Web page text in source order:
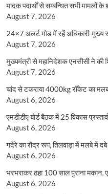
मादक पदार्थों से सम्बन्धित सभी मामलों के
August 7, 2026
24×7 अलर्ट मोड में रहें अधिकारी-मुख्य
August 7, 2026
मुख्यमंत्री से महानिदेशक एनसीसी ने की
August 7, 2026
चांद से टकराया 4000kg रॉकेट का
August 6, 2026
एमडीडीए बोर्ड बैठक में 25 विकास
August 6, 2026
गदेरे का रौद्र रूप, तिलवाड़ा में मलबे में
August 6, 2026
भरभराकर ढहा 100 साल पुराना मकान,
August 6, 2026